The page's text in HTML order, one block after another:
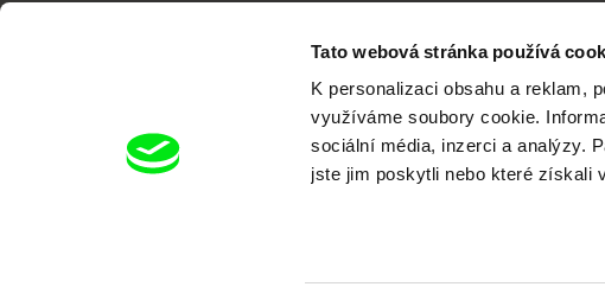
Tato webová stránka používá
K personalizaci obsahu a reklam,
využíváme soubory cookie.
sociální média, inzerci a analýzy.
jste jim poskytli nebo které získali
Portál DAFilms.cz je výsledkem tvůrčí
Alliance. Naším cílem je posouvat hranice